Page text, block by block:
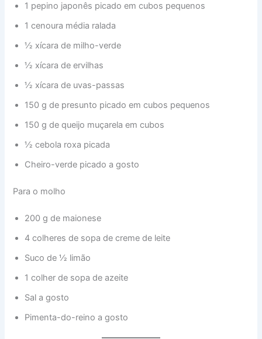
1 pepino japonês picado em cubos pequenos
1 cenoura média ralada
½ xícara de milho-verde
½ xícara de ervilhas
½ xícara de uvas-passas
150 g de presunto picado em cubos pequenos
150 g de queijo muçarela em cubos
½ cebola roxa picada
Cheiro-verde picado a gosto
Para o molho
200 g de maionese
4 colheres de sopa de creme de leite
Suco de ½ limão
1 colher de sopa de azeite
Sal a gosto
Pimenta-do-reino a gosto